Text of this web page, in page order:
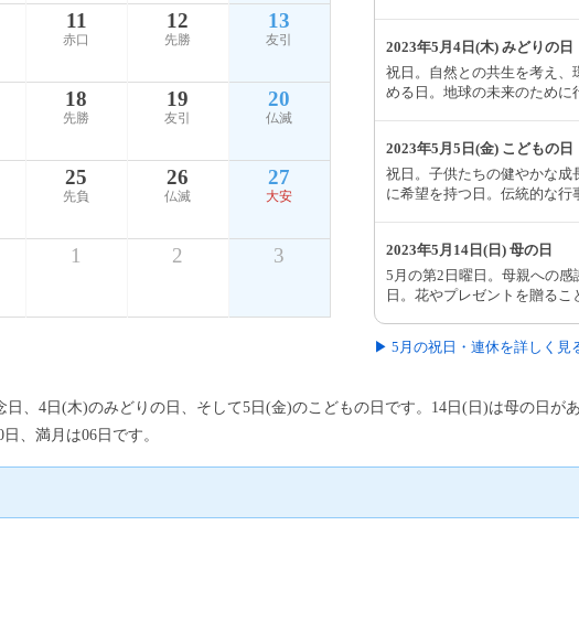
11
赤口
12
先勝
13
友引
18
先勝
19
友引
20
仏滅
25
先負
26
仏滅
27
大安
1 2 3
2023年5月4日(木) みどりの日
祝日。自然との共生を考え、
める日。地球の未来のために
2023年5月5日(金) こどもの日
祝日。子供たちの健やかな成
に希望を持つ日。伝統的な行
2023年5月14日(日) 母の日
5月の第2日曜日。母親への感
日。花やプレゼントを贈るこ
▶ 5月の祝日・連休を詳しく見
、4日(木)のみどりの日、そして5日(金)のこどもの日です。14日(日)は母の日が
、満月は06日です。